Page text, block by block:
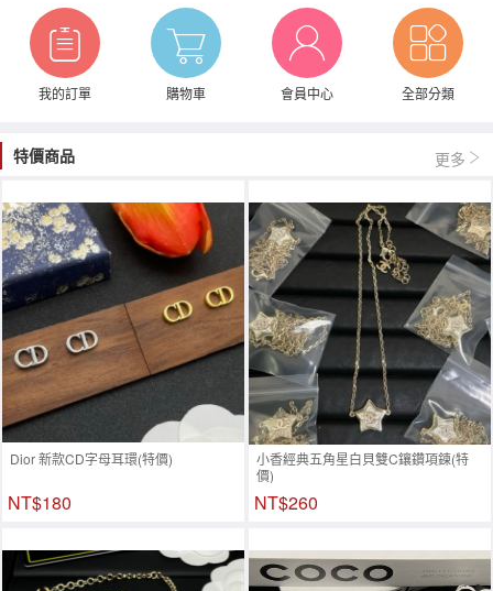
我的訂單 購物車 會員中心 全部分類
特價商品 更多
Dior 新款CD字母耳環(特價)
NT$180
小香經典五角星白貝雙C鑲鑽項鍊(特
價)
NT$260